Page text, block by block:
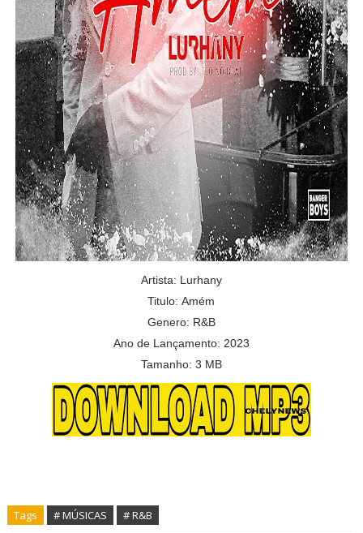
Artista: Lurhany
Titulo:Amém
Genero: R&B
Ano de Lançamento: 2023
Tamanho: 3 MB
Tags # MÚSICAS # R&B